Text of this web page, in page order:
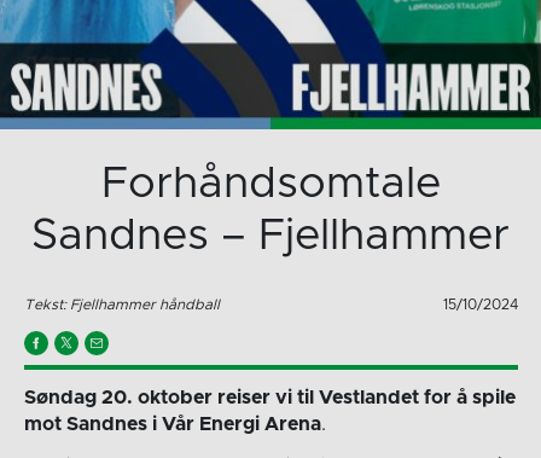
Forhåndsomtale
Sandnes – Fjellhammer
Tekst: Fjellhammer håndball 15/10/2024
Søndag 20. oktober reiser vi til Vestlandet for å spile
mot Sandnes i Vår Energi Arena.